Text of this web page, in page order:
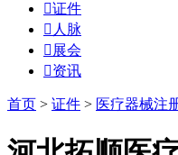
证件
 人脉
 展会
资讯
首页 > 证件 > 医疗器械注